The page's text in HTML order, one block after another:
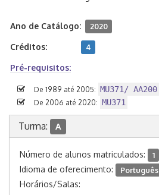
Ano de Catálogo: 2020
Créditos: 4
Pré-requisitos:
De 1989 até 2005: MU371/ AA200
De 2006 até 2020: MU371
Turma: A
Número de alunos matriculados: 1
Idioma de oferecimento: Português
Horários/Salas: